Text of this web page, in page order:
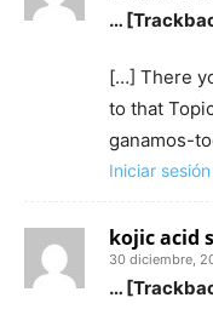
…
[…] There
to that
ganamos-
Iniciar
kojic acid
30 diciembre,
…